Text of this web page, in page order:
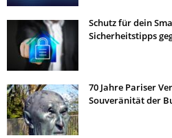
Schutz für dein
Sicherheitstipps
70 Jahre Pariser
Souveränität der